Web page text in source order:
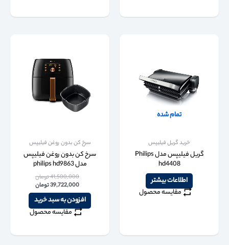
تمام شده
خرید گریل فیلیپس
گریل فیلیپس مدل Philips
hd4408
اطلاعات بیشتر
مقایسه محصول
سرخ کن بدون روغن فیلیپس
سرخ کن بدون روغن فیلیپس
مدل philips hd9863
41,500,000تومان
39,722,000تومان
افزودن به سبد خرید
مقایسه محصول